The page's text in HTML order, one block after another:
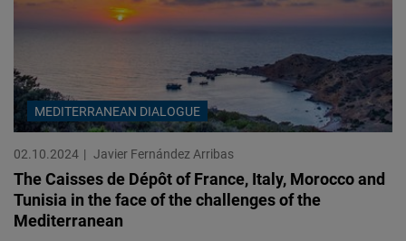
MEDITERRANEAN DIALOGUE
02.10.2024 Javier Fernández Arribas
The Caisses de Dépôt of France, Italy, Morocco and
Tunisia in the face of the challenges of the
Mediterranean